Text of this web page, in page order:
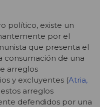
político, existe un
por el
que presenta el
consumación de una
arreglos
y excluyentes (Atria,
arreglos
defendidos por una